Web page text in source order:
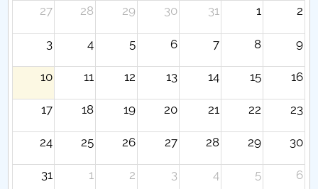
27
28 29 30 31 1 2
3 4 5 6 7 8 9
10 11 12 13 14 15 16
17 18 19 20 21 22 23
24 25 26 27 28 29 30
31 1 2 3 4 5 6